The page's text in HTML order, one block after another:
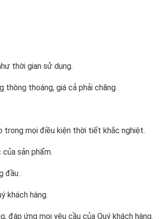
thời gian sử dụng.
thông thoáng, giá cả phải chăng.
trong mọi điều kiện thời tiết khắc nghiệt.
sản phẩm.
đầu .
khách hàng.
đáp ứng mọi yêu cầu của Quý khách hàng.